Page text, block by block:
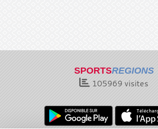
SPORTSREGIONS
105969 visites